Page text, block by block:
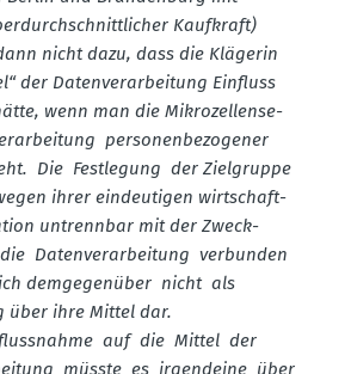
Kaufkraft)
nicht dazu, dass die Klägerin
der Daten­ver­ar­beitung Einfluss
wenn man die Mikro­zel­len­se­
perso­nen­be­zo­gener
Die Festlegung der Zielgruppe
ihrer eindeu­tigen wirtschaft­
untrennbar mit der Zweck­
Daten­ver­ar­beitung verbunden
demge­genüber nicht als
über ihre Mittel dar.
auf die Mittel der
müsste es irgendeine über